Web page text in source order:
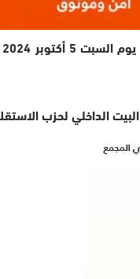
الداخلي لحزب